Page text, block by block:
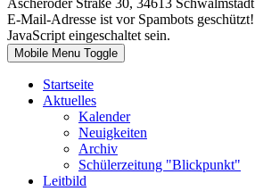
Ascheröder Straße 30, 34613 Schwalmstadt
E-Mail-Adresse ist vor Spambots
JavaScript eingeschaltet sein.
Mobile Menu Toggle
Startseite
Aktuelles
Kalender
Neuigkeiten
Archiv
Schülerzeitung "Blickpunkt"
Leitbild